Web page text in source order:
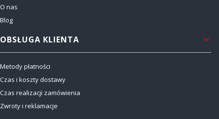
O nas
Blog
OBSŁUGA KLIENTA
Metody płatności
Czas i koszty dostawy
Czas realizacji zamówienia
Zwroty i reklamacje